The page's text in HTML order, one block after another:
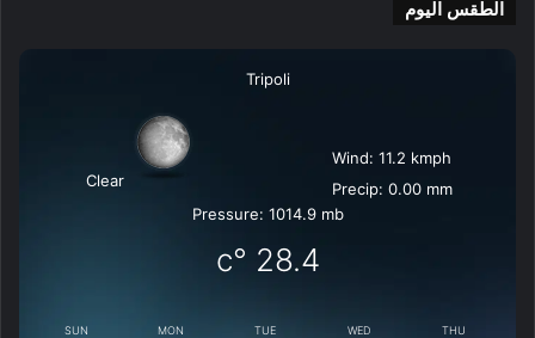
الطقس اليوم
Tripoli
Clear
Wind: 11.2 kmph
Precip: 0.00 mm
Pressure: 1014.9 mb
28.4
°c
SUN MON TUE WED THU